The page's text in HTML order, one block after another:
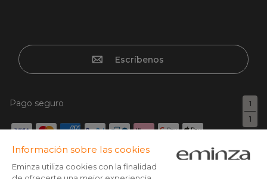
1
1
Escríbenos
Pago seguro
Tarjeta de crédito, Paypal, Transferencia bancaria, Klarna x3
con tarjeta sin cargos, Google/Apple pay